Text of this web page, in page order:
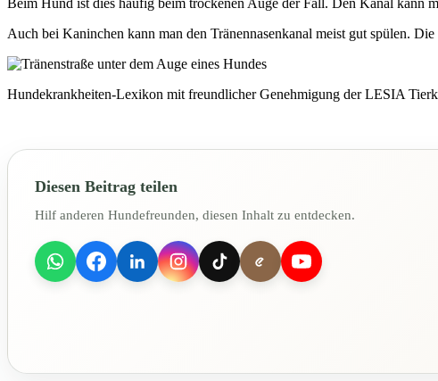
Auch bei Kaninchen kann man den Tränennasenkanal meist gut spülen.
Hundekrankheiten-Lexikon mit freundlicher Genehmigung der LESIA
Diesen Beitrag teilen
Hilf anderen Hundefreunden, diesen Inhalt zu entdecken.